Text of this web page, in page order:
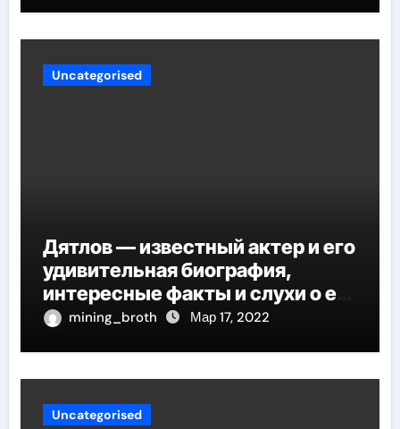
Uncategorised
Дятлов — известный актер и его
удивительная биография,
интересные факты и слухи о его
личной жизни
mining_broth Мар 17, 2022
Uncategorised